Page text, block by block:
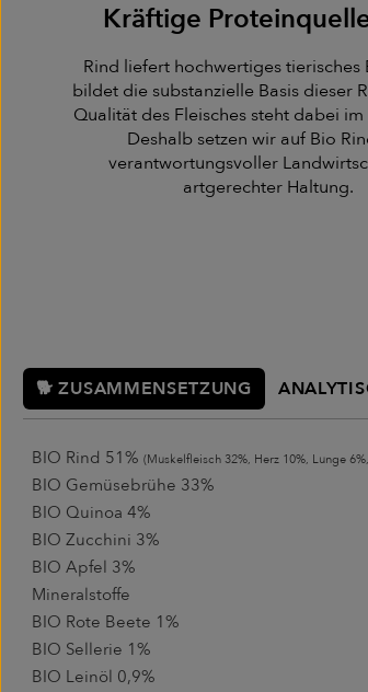
Kräftige
Rind liefert hochwertiges tierisches
bildet die substanzielle Basis dieser
Qualität des Fleisches steht dabei
Deshalb setzen wir auf Bio
verantwortungsvoller
artgerechter Haltung.
🐕 ZUSAMMENSETZUNG
BIO Rind 51% (Muskelfleisch 32%, Herz 10%, Lunge
BIO Gemüsebrühe 33%
BIO Quinoa 4%
BIO Zucchini 3%
BIO Apfel 3%
Mineralstoffe
BIO Rote Beete 1%
BIO Sellerie 1%
BIO Leinöl 0,9%